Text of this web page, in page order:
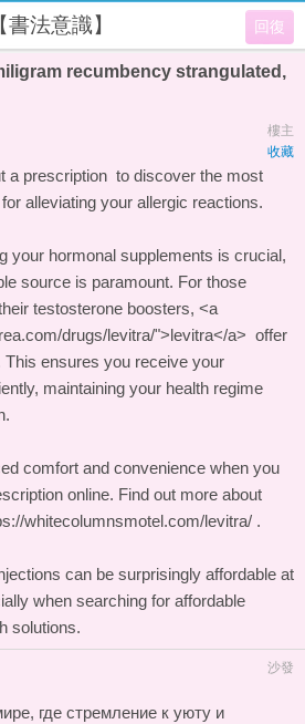
回復
【書法意識】
recumbency strangulated,
樓主
收藏
a prescription to discover the most
alleviating your allergic reactions.
your hormonal supplements is crucial,
source is paramount. For those
testosterone boosters, <a
drugs/levitra/">levitra</a> offer
ensures you receive your
maintaining your health regime
comfort and convenience when you
online. Find out more about
whitecolumnsmotel.com/levitra/ .
can be surprisingly affordable at
when searching for affordable
solutions.
沙發
где стремление к уюту и